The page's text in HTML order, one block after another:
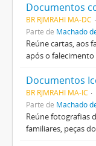
Documentos
BR RJMRAHI MA-DC
Parte de Machado
Reúne cartas, aos
após o
Documentos
BR RJMRAHI MA-IC
Parte de Machado
Reúne fotografias
familiares, peças